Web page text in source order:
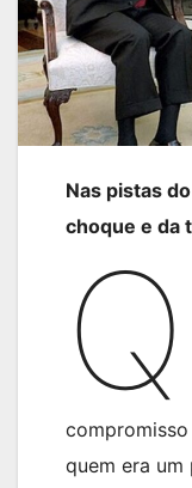
Nas pistas
choque e da
Q
quem era um